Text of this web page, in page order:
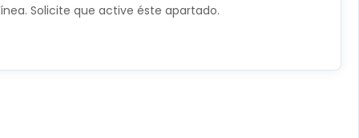
Solicite que active éste apartado.